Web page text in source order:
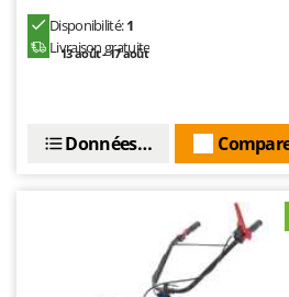
Disponibilité:1
Livraison gratuite
13 août - 17 août
Données techniques